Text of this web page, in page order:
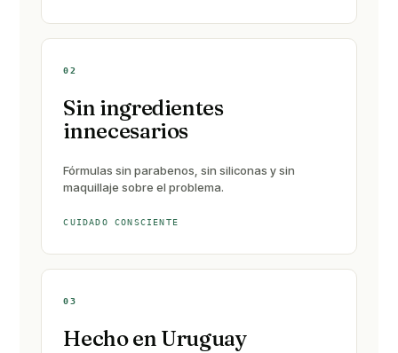
02
Sin ingredientes
innecesarios
Fórmulas sin parabenos, sin siliconas y sin
maquillaje sobre el problema.
CUIDADO CONSCIENTE
03
Hecho en Uruguay